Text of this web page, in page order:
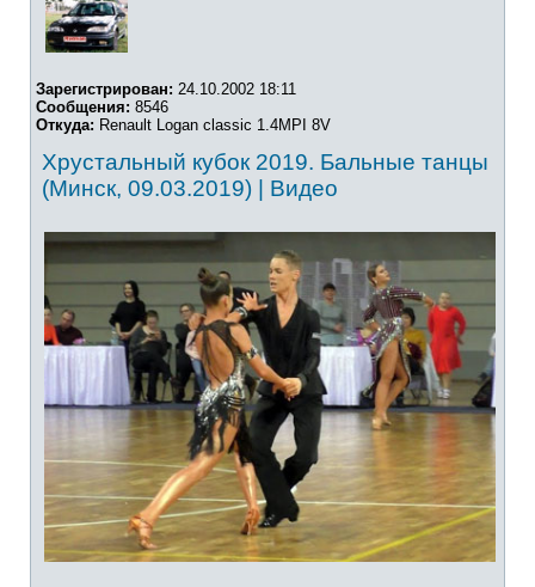
Зарегистрирован: 24.10.2002 18:11
Сообщения: 8546
Откуда: Renault Logan classic 1.4MPI 8V
Хрустальный кубок 2019. Бальные танцы
(Минск, 09.03.2019) | Видео